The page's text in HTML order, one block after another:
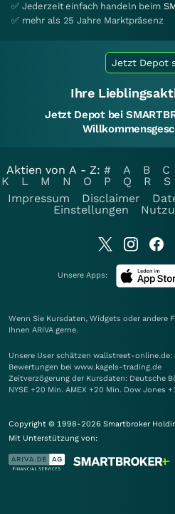
✅ Jederzeit einfach handeln beim
✅ mehr als 25 Jahre Marktpräsenz
Jetzt Depot
Ihre
Jetzt Depot bei
Aktien von A - Z: # A B C
K
L M N O P Q R S
Impressum
Disclaimer
Einstellungen
Unsere Apps:
Wenn Sie Kursdaten, Widgets oder
Ihnen ARIVA gerne.
Unsere User schätzen wallstreet-
Bewertungen bei www.kagels-trading.de
Zeitverzögerung der Kursdaten: Deutsche
NYSE +20 Min. AMEX +20 Min. Dow Jones
Copyright © 1998-2026 Smartbroker
Mit Unterstützung von: